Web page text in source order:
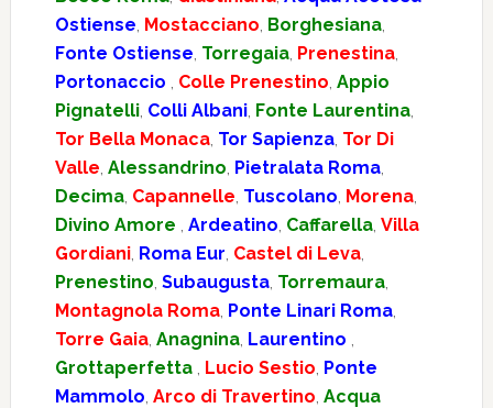
Ostiense, Mostacciano, Borghesiana,
Fonte Ostiense, Torregaia, Prenestina,
Portonaccio , Colle Prenestino, Appio
Pignatelli, Colli Albani, Fonte Laurentina,
Tor Bella Monaca, Tor Sapienza, Tor Di
Valle, Alessandrino, Pietralata Roma,
Decima, Capannelle, Tuscolano, Morena,
Divino Amore , Ardeatino, Caffarella, Villa
Gordiani, Roma Eur, Castel di Leva,
Prenestino, Subaugusta, Torremaura,
Montagnola Roma, Ponte Linari Roma,
Torre Gaia, Anagnina, Laurentino ,
Grottaperfetta , Lucio Sestio, Ponte
Mammolo, Arco di Travertino, Acqua